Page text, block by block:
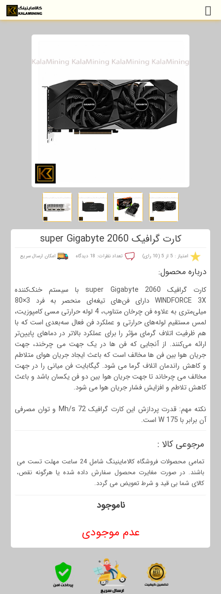
کارت گرافیک 2060 super Gigabyte
امتیاز : 5 از 5 (10 رای) تعداد نظرات: 18 دیدگاه امکان ارسال سریع
درباره محصول:
کارت گرافیک 2060 super Gigabyte با سیستم خنک‌کننده
WINDFORCE 3X دارای فن‌های تیغه‌ای منحصر به‌ فرد 3×80
میلی‌متری به علاوه فن چرخان متناوب، 4 لوله حرارتی مسی کامپوزیت،
لمس مستقیم لوله‌های حرارتی و عملکرد فن فعال سه‌بعدی است که با
هم ظرفیت اتلاف گرمای مؤثر را برای عملکرد بالاتر در دماهای پایین‌تر
ارائه می‌کنند. از آنجایی که فن ها در یک جهت می چرخند، جهت
جریان هوا بین فن ها مخالف است که باعث ایجاد جریان هوای متلاطم
و کاهش راندمان اتلاف گرما می شود. گیگابایت فن میانی را در جهت
مخالف می چرخاند تا جهت جریان هوا بین دو فن یکسان باشد و باعث
کاهش تلاطم و افزایش فشار جریان هوا می شود.
نکته مهم: قدرت پردازش این کارت گرافیک Mh/s 72 و توان مصرفی
آن برابر با W 175 است.
مرجوعی کالا :
تمامی محصولات فروشگاه کالاماینینگ شامل 24 ساعت مهلت تست می
باشند. در صورت مغایرت محصول سفارش داده شده یا هرگونه نقص،
کالای شما بی قید و شرط تعویض می گردد.
ناموجود
عدم موجودی